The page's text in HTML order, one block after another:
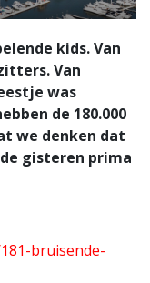
kids. Van
Van
was
de 180.000
we denken dat
gisteren prima
bruisende-